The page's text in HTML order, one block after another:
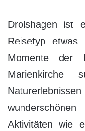
Drolshagen ist
Reisetyp
Momente der
Marienkirche
Aktivitäten wie